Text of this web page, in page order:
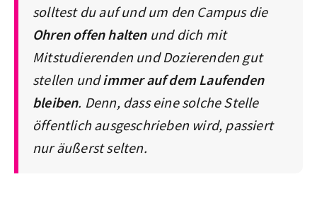
solltest du auf und um den Campus die
Ohren offen haltenund dich mit
Mitstudierenden und Dozierenden gut
stellen undimmer auf dem Laufenden
bleiben. Denn, dass eine solche Stelle
öffentlich ausgeschrieben wird, passiert
nur äußerst selten.